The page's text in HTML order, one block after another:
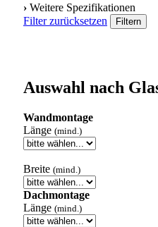
› Weitere Spezifikationen
Filter zurücksetzen
Filtern
Auswahl nach
Wandmontage
Länge (mind.)
Breite (mind.)
Dachmontage
Länge (mind.)